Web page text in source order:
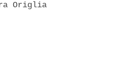
Origlia